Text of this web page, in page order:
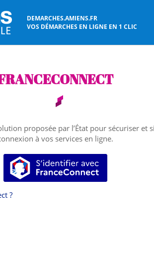
DEMARCHES.AMIENS.FR
VOS DÉMARCHES EN LIGNE EN 1 CLIC
proposée par l’État pour sécuriser et
à vos services en ligne.
S’identifier avec
?